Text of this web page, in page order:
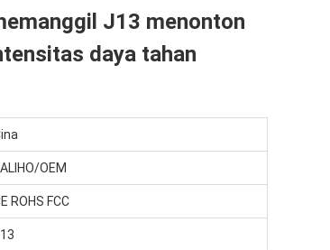
J13 menonton
daya tahan
OEM
ROHS FCC